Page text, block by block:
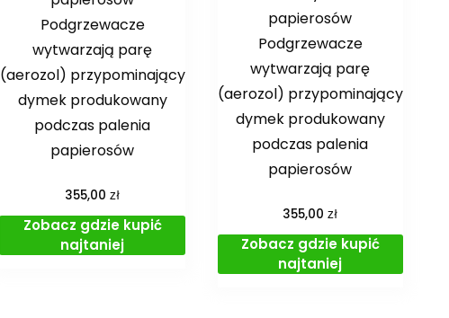
Podgrzewacze
wytwarzają parę
(aerozol) przypominający
dymek produkowany
podczas palenia
papierosów
355,00zł
Zobacz gdzie kupić
najtaniej
papierosów
Podgrzewacze
wytwarzają parę
(aerozol) przypominający
dymek produkowany
podczas palenia
papierosów
355,00zł
Zobacz gdzie kupić
najtaniej